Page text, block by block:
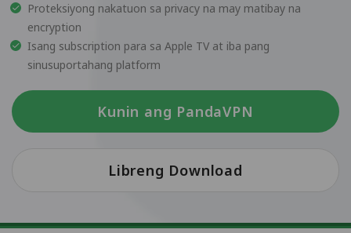
Proteksiyong nakatuon sa privacy na may matibay na
encryption
Isang subscription para sa Apple TV at iba pang
sinusuportahang platform
Kunin ang PandaVPN
Libreng Download